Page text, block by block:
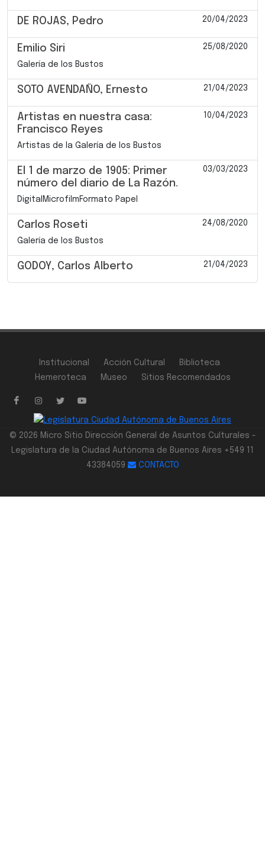
DE ROJAS, Pedro 20/04/2023
Emilio Siri 25/08/2020
Galería de los Bustos
SOTO AVENDAÑO, Ernesto 21/04/2023
Artistas en nuestra casa:
Francisco Reyes
10/04/2023
Artistas de la Galería de los Bustos
El 1 de marzo de 1905: Primer
número del diario de La Razón.
03/03/2023
DigitalMicrofilmFormato Papel
Carlos Roseti 24/08/2020
Galería de los Bustos
GODOY, Carlos Alberto 21/04/2023
Institucional Acción Cultural
Biblioteca
Hemeroteca
Museo Sitios Recomendados
© 2026 Micro Sitio Dirección General de Asuntos Culturales -
Legislatura de la Ciudad Autónoma de Buenos Aires +549 11
43384059
CONTACTO